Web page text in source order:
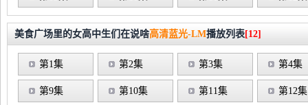
美食广场里的女高中生们在说啥高清蓝光-LM播放列表[12]
第1集 第2集 第3集 第4集
第9集 第10集 第11集 第12集